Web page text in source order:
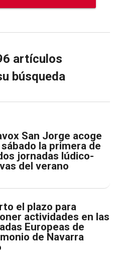
artículos
búsqueda
San Jorge acoge
la primera de
jornadas lúdico-
del verano
el plazo para
actividades en las
Europeas de
de Navarra